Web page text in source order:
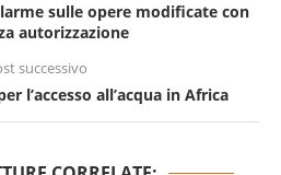
sulle opere modificate con
autorizzazione
successivo
l’accesso all’acqua in Africa